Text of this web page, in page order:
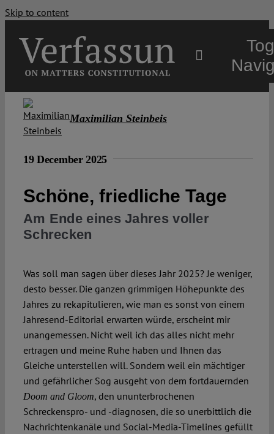
Skip to content
Open Access
Spotlight
Maximilian Steinbeis
19 December 2025
Schöne, friedliche Tage
Am Ende eines Jahres voller
Schrecken
Was soll man sagen über dieses Jahr 2025? Je weniger,
desto besser. Die ganzen grimmigen Höhepunkte des
Jahres zu rekapitulieren, wie man es sonst von einem
Jahresend-Editorial erwarten würde, erscheint mir
unangemessen. Nicht weil ich das alles nicht mehr
ertragen und meine Ruhe haben und Ihnen das
Gleiche unterstellen will. Sondern weil ein mächtiger
und gefährlicher Sog ausgeht von dem fortdauernden
Doom and Gloom, den ununterbrochenen
Schreckenspro- und -diagnosen, die so unerbittlich die
Nachrichtenkanäle und Social-Media-Timelines gefüllt